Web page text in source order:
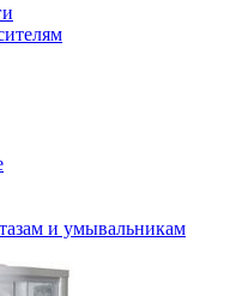
и умывальникам